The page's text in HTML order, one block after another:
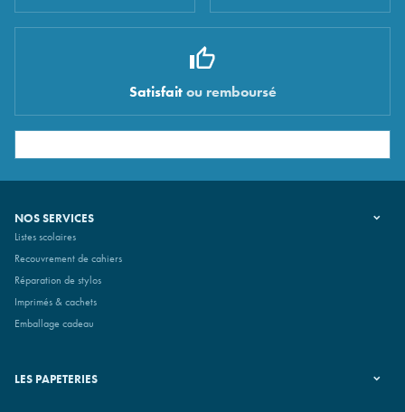
Satisfaitou remboursé
NOS SERVICES
Listes scolaires
Recouvrement de cahiers
Réparation de stylos
Imprimés & cachets
Emballage cadeau
LES PAPETERIES